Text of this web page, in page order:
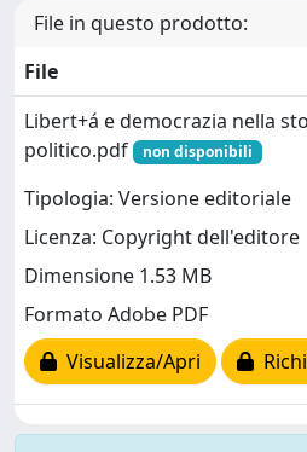
File in questo prodotto:
File
Libert+á e democrazia nella
politico.pdf
non disponibili
Tipologia: Versione editoriale
Licenza: Copyright dell'editore
Dimensione 1.53 MB
Formato Adobe PDF
Visualizza/Apri